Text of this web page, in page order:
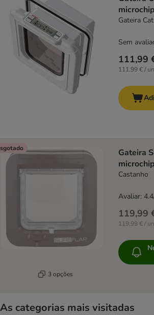
Gateira
111,99
111,99 € /
Sem
3 opções
Gateira
microchip
Castanho
119,99
119,99 € /
Avaliar:
As categorias mais visitadas